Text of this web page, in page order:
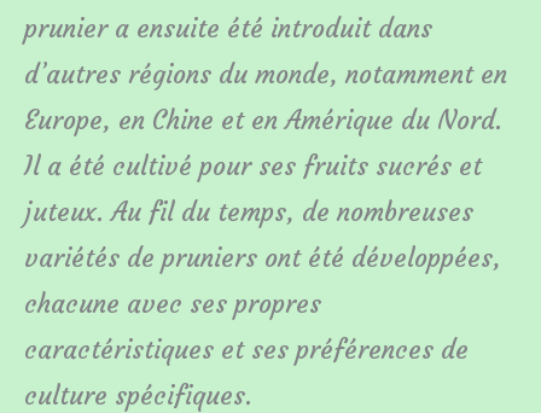
prunier a ensuite été introduit dans
d’autres régions du monde, notamment en
Europe, en Chine et en Amérique du Nord.
Il a été cultivé pour ses fruits sucrés et
juteux. Au fil du temps, de nombreuses
variétés de pruniers ont été développées,
chacune avec ses propres
caractéristiques et ses préférences de
culture spécifiques.